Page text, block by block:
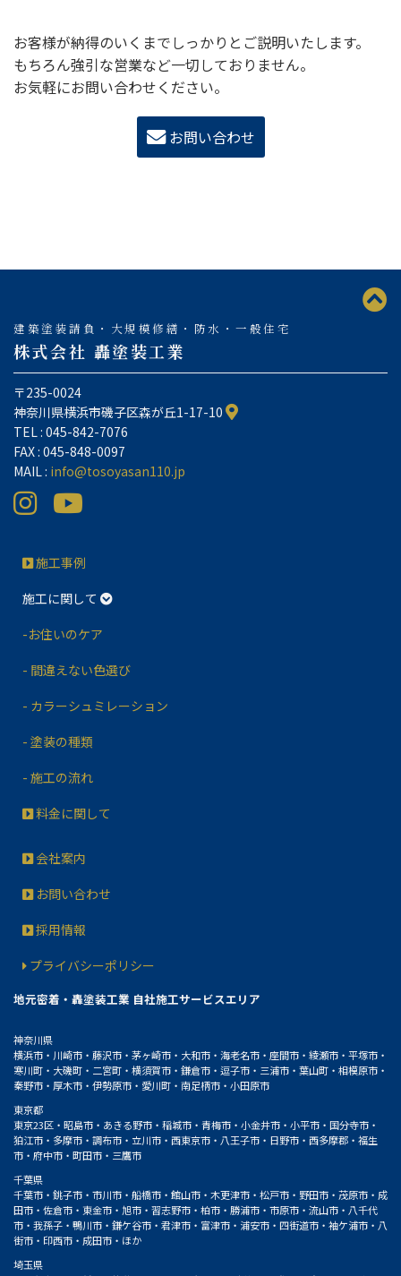
お客様が納得のいくまでしっかりとご説明いたします。
もちろん強引な営業など一切しておりません。
お気軽にお問い合わせください。
お問い合わせ
建築塗装請負・大規模修繕・防水・一般住宅
株式会社 轟塗装工業
〒235-0024
神奈川県横浜市磯子区森が丘1-17-10
TEL : 045-842-7076
FAX : 045-848-0097
MAIL : info@tosoyasan110.jp
施工事例
施工に関して
-お住いのケア
- 間違えない色選び
- カラーシュミレーション
- 塗装の種類
- 施工の流れ
料金に関して
会社案内
お問い合わせ
採用情報
プライバシーポリシー
地元密着・轟塗装工業 自社施工サービスエリア
神奈川県
横浜市・川崎市・藤沢市・茅ヶ崎市・大和市・海老名市・座間市・綾瀬市・平塚市・
寒川町・大磯町・二宮町・横須賀市・鎌倉市・逗子市・三浦市・葉山町・相模原市・
秦野市・厚木市・伊勢原市・愛川町・南足柄市・小田原市
東京都
東京23区・昭島市・あきる野市・稲城市・青梅市・小金井市・小平市・国分寺市・
狛江市・多摩市・調布市・立川市・西東京市・八王子市・日野市・西多摩郡・福生
市・府中市・町田市・三鷹市
千葉県
千葉市・銚子市・市川市・船橋市・館山市・木更津市・松戸市・野田市・茂原市・成
田市・佐倉市・東金市・旭市・習志野市・柏市・勝浦市・市原市・流山市・八千代
市・我孫子・鴨川市・鎌ケ谷市・君津市・富津市・浦安市・四街道市・袖ケ浦市・八
街市・印西市・成田市・ほか
埼玉県